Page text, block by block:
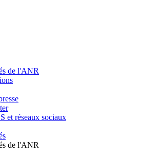
de l'ANR
et réseaux sociaux
de l'ANR